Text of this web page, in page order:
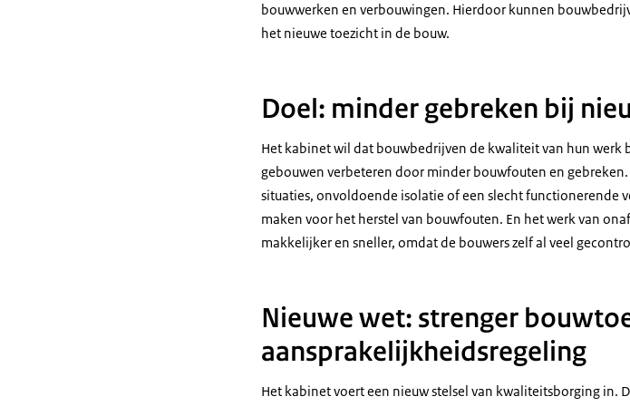
bouwwerken en verbouwingen. Hierdoor kunnen
het nieuwe toezicht in de bouw.
Doel: minder gebreken bij
Het kabinet wil dat bouwbedrijven de kwaliteit van hun
gebouwen verbeteren door minder bouwfouten en
situaties, onvoldoende isolatie of een slecht functionerende
maken voor het herstel van bouwfouten. En het werk van
makkelijker en sneller, omdat de bouwers zelf al veel
Nieuwe wet: strenger
aansprakelijkheidsregeling
Het kabinet voert een nieuw stelsel van kwaliteitsborging in.